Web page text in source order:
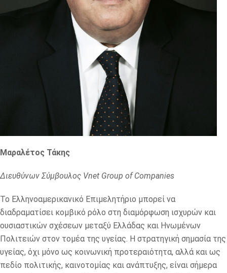
Μαραλέτος Τάκης
Διευθύνων Σύμβουλος Vnet Group ofCompanies
Το Ελληνοαμερικανικό Επιμελητήριο μπορεί να
διαδραματίσει κομβικό ρόλο στη διαμόρφωση ισχυρών και
ουσιαστικών σχέσεων μεταξύ Ελλάδας και Ηνωμένων
Πολιτειών στον τομέα της υγείας. Η στρατηγική σημασία της
υγείας, όχι μόνο ως κοινωνική προτεραιότητα, αλλά και ως
πεδίο πολιτικής, καινοτομίας και ανάπτυξης, είναι σήμερα